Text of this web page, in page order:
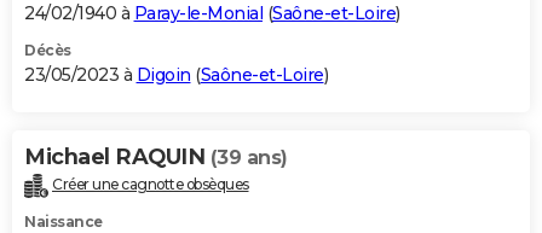
24/02/1940 à Paray-le-Monial (Saône-et-Loire)
Décès
23/05/2023 à Digoin (Saône-et-Loire)
Michael RAQUIN (39 ans)
Créer une cagnotte obsèques
Naissance